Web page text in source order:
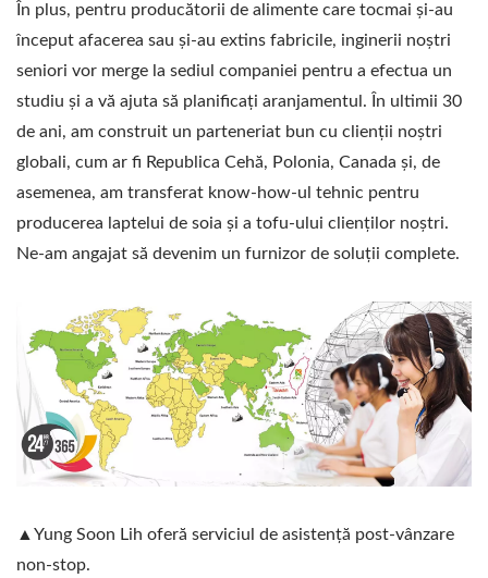
În plus, pentru producătorii de alimente care tocmai și-au
început afacerea sau și-au extins fabricile, inginerii noștri
seniori vor merge la sediul companiei pentru a efectua un
studiu și a vă ajuta să planificați aranjamentul. În ultimii 30
de ani, am construit un parteneriat bun cu clienții noștri
globali, cum ar fi Republica Cehă, Polonia, Canada și, de
asemenea, am transferat know-how-ul tehnic pentru
producerea laptelui de soia și a tofu-ului clienților noștri.
Ne-am angajat să devenim un furnizor de soluții complete.
▲Yung Soon Lih oferă serviciul de asistență post-vânzare
non-stop.